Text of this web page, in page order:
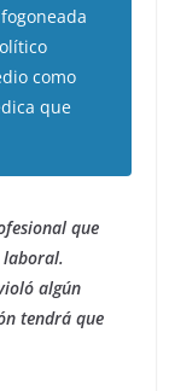
como
que
que
laboral.
algún
tendrá que